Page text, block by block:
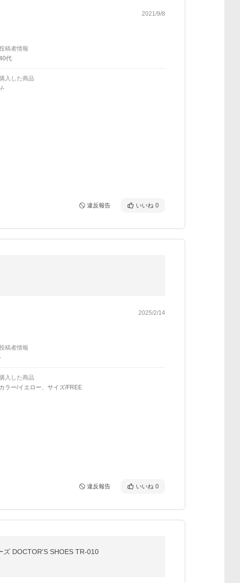
2021/9/8
稿者情報
代
入した商品
違反報告 いいね 0
2025/2/14
稿者情報
入した商品
カラー/イエロー、サイズ/FREE
違反報告 いいね 0
DOCTOR'S SHOES TR-010